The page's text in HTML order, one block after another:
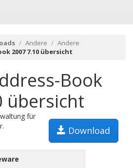
Andere
Andere
2007 7.10 übersicht
Book
übersicht
Download
für